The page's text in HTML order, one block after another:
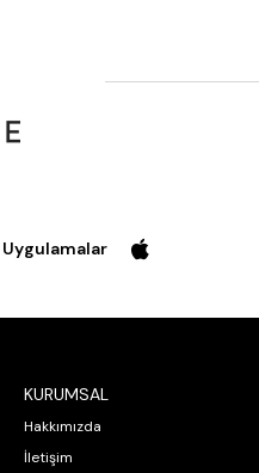
KURUMSAL
Hakkımızda
İletişim